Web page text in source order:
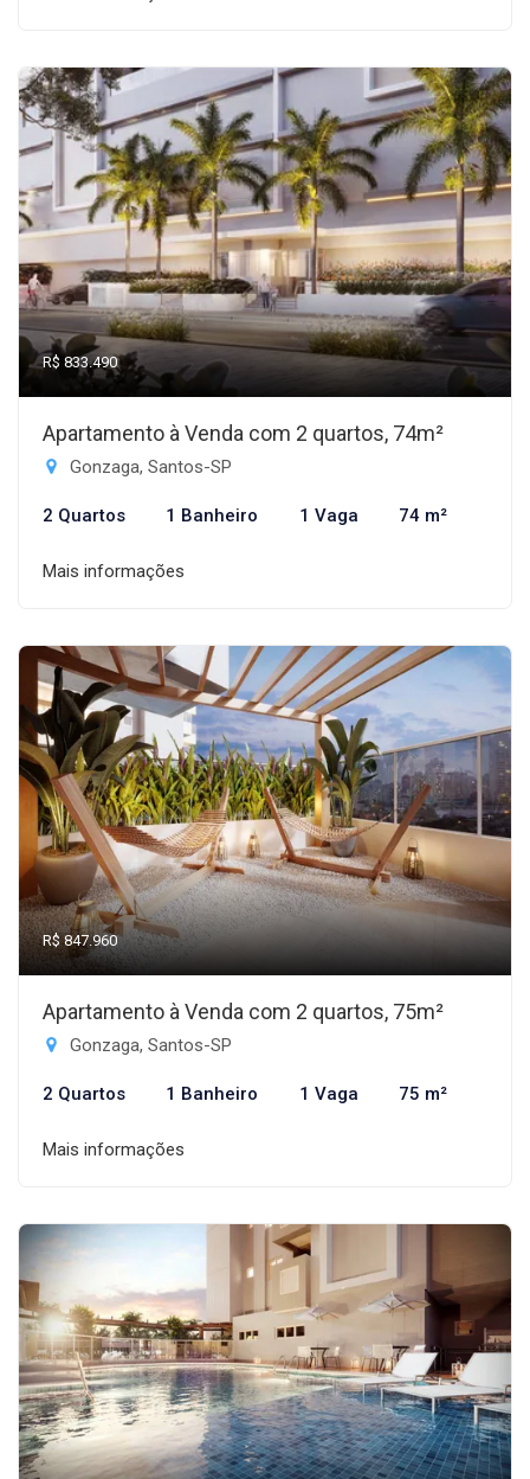
R$ 833.490
Apartamento à Venda com 2 quartos, 74m²
Gonzaga, Santos-SP
2 Quartos 1 Banheiro 1 Vaga 74 m²
Mais informações
R$ 847.960
Apartamento à Venda com 2 quartos, 75m²
Gonzaga, Santos-SP
2 Quartos 1 Banheiro 1 Vaga 75 m²
Mais informações